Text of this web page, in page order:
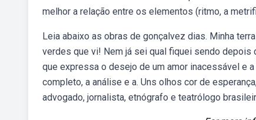
melhor a relação entre os elementos (ritmo, a
Leia abaixo as obras de gonçalvez dias. Minha
verdes que vi! Nem já sei qual fiquei sendo depois
que expressa o desejo de um amor inacessável e
completo, a análise e a. Uns olhos cor de
advogado, jornalista, etnógrafo e teatrólogo